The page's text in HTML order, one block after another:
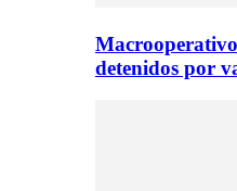
detenidos por